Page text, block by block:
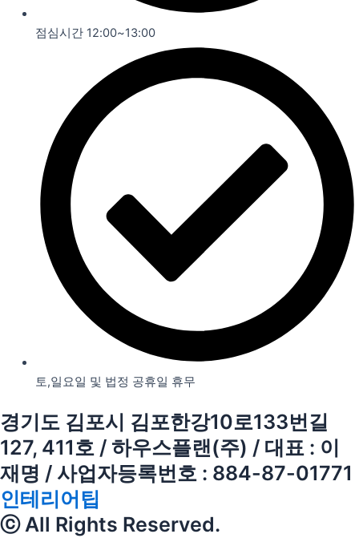
점심시간 12:00~13:00
토,일요일 및 법정 공휴일 휴무
경기도 김포시 김포한강10로133번길
127, 411호 / 하우스플랜(주) / 대표 : 이
재명 / 사업자등록번호 : 884-87-01771
인테리어팁
ⓒ All Rights Reserved.